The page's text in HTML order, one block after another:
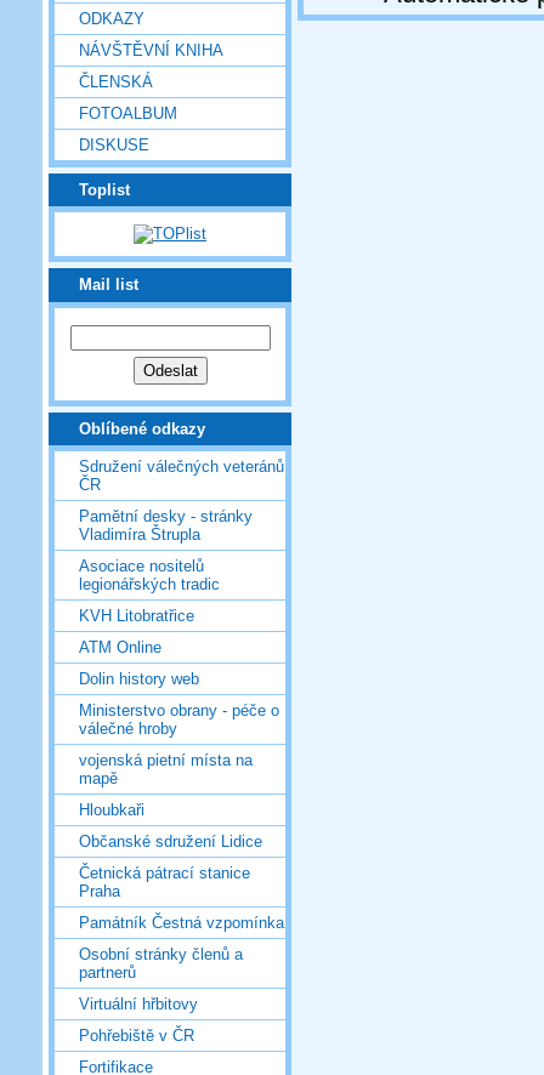
ODKAZY
NÁVŠTĚVNÍ KNIHA
ČLENSKÁ
FOTOALBUM
DISKUSE
Toplist
Mail list
Oblíbené odkazy
Sdružení válečných veteránů
ČR
Pamětní desky - stránky
Vladimíra Štrupla
Asociace nositelů
legionářských tradic
KVH Litobratřice
ATM Online
Dolin history web
Ministerstvo obrany - péče o
válečné hroby
vojenská pietní místa na
mapě
Hloubkaři
Občanské sdružení Lidice
Četnická pátrací stanice
Praha
Památník Čestná vzpomínka
Osobní stránky členů a
partnerů
Virtuální hřbitovy
Pohřebiště v ČR
Fortifikace